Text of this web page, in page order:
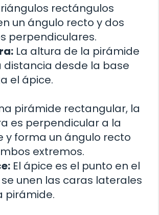
rectángulos
un ángulo recto y dos
perpendiculares.
La altura de la pirámide
distancia desde la base
el ápice.
pirámide rectangular, la
es perpendicular a la
y forma un ángulo recto
extremos.
El ápice es el punto en el
unen las caras laterales
pirámide.